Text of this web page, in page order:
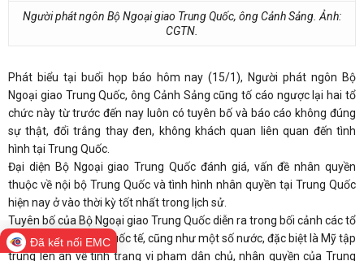
Người phát ngôn Bộ Ngoại giao Trung Quốc, ông Cảnh Sảng. Ảnh:
CGTN.
Phát biểu tại buổi họp báo hôm nay (15/1), Người phát ngôn Bộ
Ngoại giao Trung Quốc, ông Cảnh Sảng cũng tố cáo ngược lại hai tổ
chức này từ trước đến nay luôn có tuyên bố và báo cáo không đúng
sự thật, đổi trắng thay đen, không khách quan liên quan đến tình
hình tại Trung Quốc.
Đại diện Bộ Ngoại giao Trung Quốc đánh giá, vấn đề nhân quyền
thuộc về nội bộ Trung Quốc và tình hình nhân quyền tại Trung Quốc
hiện nay ở vào thời kỳ tốt nhất trong lịch sử.
Tuyên bố của Bộ Ngoại giao Trung Quốc diễn ra trong bối cảnh các tổ
chức phi chính phủ quốc tế, cũng như một số nước, đặc biệt là Mỹ tập
trung lên án về tình trạng vi phạm dân chủ, nhân quyền của Trung
Đã kết nối EMC